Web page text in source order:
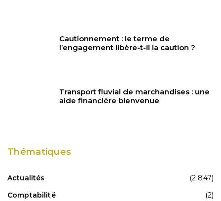
Cautionnement : le terme de
l’engagement libère-t-il la caution ?
Transport fluvial de marchandises : une
aide financière bienvenue
Thématiques
Actualités
(2 847)
Comptabilité
(2)